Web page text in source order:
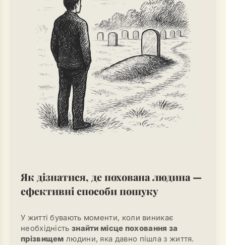
Як дізнатися, де похована людина —
ефективні способи пошуку
У житті бувають моменти, коли виникає
необхідність знайти місце поховання за
прізвищем людини, яка давно пішла з життя.